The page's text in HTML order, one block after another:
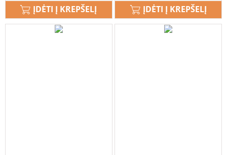
ĮDĖTI Į KREPŠELĮ ĮDĖTI Į KREPŠELĮ